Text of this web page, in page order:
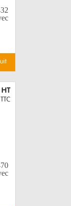
HT
TTC